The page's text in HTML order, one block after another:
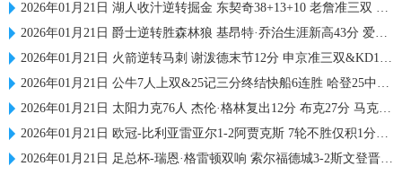
2026年01月21日 湖人收汁逆转掘金 东契奇38+13+10 老詹准三双 穆雷下半场2分
2026年01月21日 爵士逆转胜森林狼 基昂特·乔治生涯新高43分 爱德华兹38+8
2026年01月21日 火箭逆转马刺 谢泼德末节12分 申京准三双&KD18+7 文班21中5
2026年01月21日 公牛7人上双&25记三分终结快船6连胜 哈登25中9 科林斯23分
2026年01月21日 太阳力克76人 杰伦·格林复出12分 布克27分 马克西25中7
2026年01月21日 欧冠-比利亚雷亚尔1-2阿贾克斯 7轮不胜仅积1分列倒数第二
2026年01月21日 足总杯-瑞恩·格雷顿双响 索尔福德城3-2斯文登晋级将战曼城